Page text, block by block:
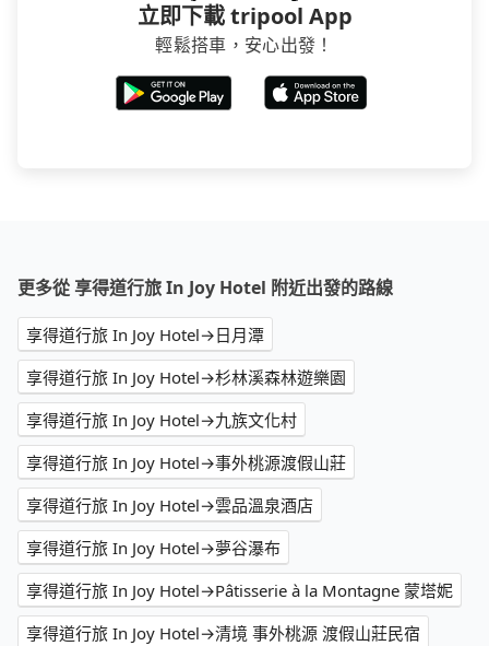
立即下載 tripool App
輕鬆搭車，安心出發！
更多從 享得道行旅 In Joy Hotel 附近出發的路線
享得道行旅 In Joy Hotel→日月潭
享得道行旅 In Joy Hotel→杉林溪森林遊樂園
享得道行旅 In Joy Hotel→九族文化村
享得道行旅 In Joy Hotel→事外桃源渡假山莊
享得道行旅 In Joy Hotel→雲品溫泉酒店
享得道行旅 In Joy Hotel→夢谷瀑布
享得道行旅 In Joy Hotel→Pâtisserie à la Montagne 蒙塔妮
享得道行旅 In Joy Hotel→清境 事外桃源 渡假山莊民宿